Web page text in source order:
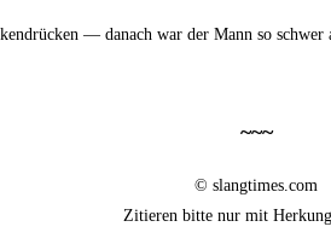
— danach war der Mann so
~~~
© slangtimes.com
Zitie­ren bit­te nur mit